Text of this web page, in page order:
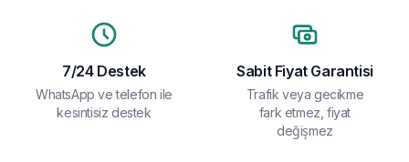
7/24 Destek
WhatsApp ve telefon ile
kesintisiz destek
Sabit Fiyat Garantisi
Trafik veya gecikme
fark etmez, fiyat
değişmez